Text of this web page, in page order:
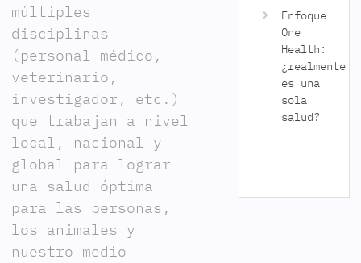
múltiples
disciplinas
(personal médico,
veterinario,
investigador, etc.)
que trabajan a nivel
local, nacional y
global para lograr
una salud óptima
para las personas,
los animales y
nuestro medio
Enfoque
One
Health:
¿realmente
es una
sola
salud?